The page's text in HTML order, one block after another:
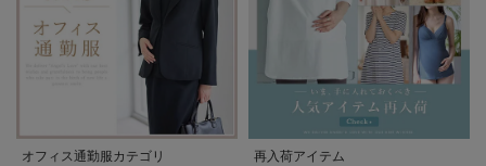
オフィス通勤服カテゴリ 再入荷アイテム